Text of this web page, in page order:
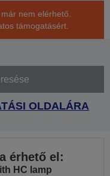
nem elérhető.
támogatásért.
OLDALÁRA
érhető el:
HC lamp